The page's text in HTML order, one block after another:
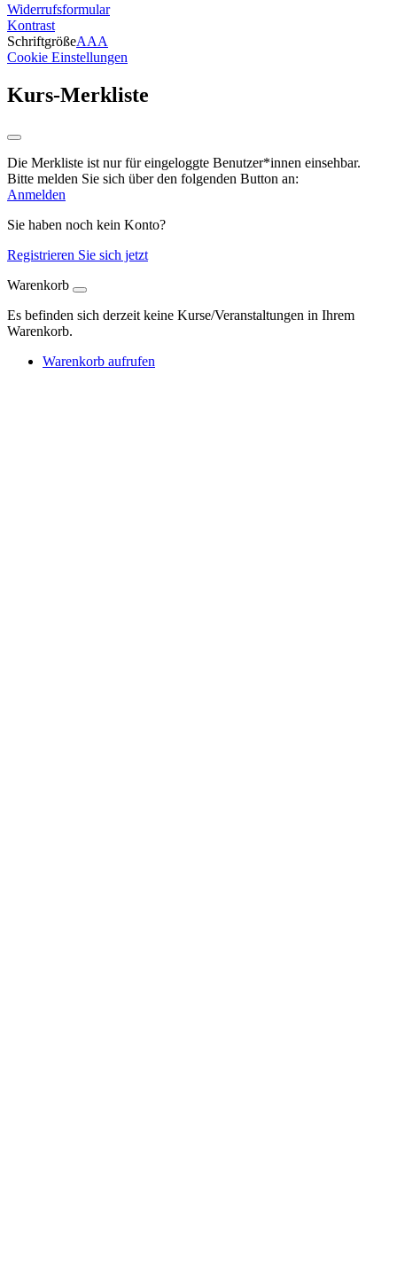
Widerrufsformular
Kontrast
SchriftgrößeAAA
Cookie Einstellungen
Kurs-Merkliste
Die Merkliste ist nur für eingeloggte Benutzer*innen einsehbar.
Bitte melden Sie sich über den folgenden Button an:
Anmelden
Sie haben noch kein Konto?
Registrieren Sie sich jetzt
Warenkorb
Es befinden sich derzeit keine Kurse/Veranstaltungen in Ihrem
Warenkorb.
Warenkorb aufrufen